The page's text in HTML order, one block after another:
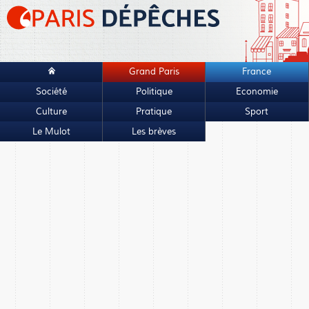
Grand Paris
France
Société
Politique
Economie
Culture
Pratique
Sport
Le Mulot
Les brèves